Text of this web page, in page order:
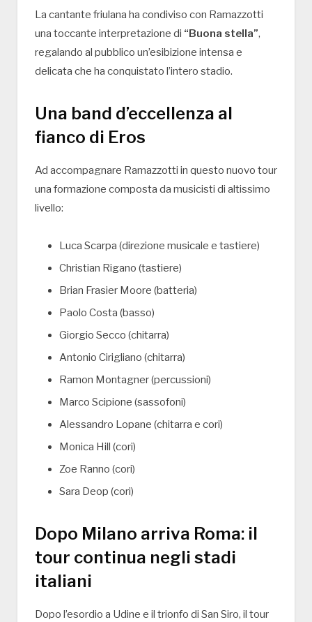
La cantante friulana ha condiviso con Ramazzotti
una toccante interpretazione di “Buona stella”,
regalando al pubblico un’esibizione intensa e
delicata che ha conquistato l’intero stadio.
Una band d’eccellenza al
fianco di Eros
Ad accompagnare Ramazzotti in questo nuovo tour
una formazione composta da musicisti di altissimo
livello:
Luca Scarpa (direzione musicale e tastiere)
Christian Rigano (tastiere)
Brian Frasier Moore (batteria)
Paolo Costa (basso)
Giorgio Secco (chitarra)
Antonio Cirigliano (chitarra)
Ramon Montagner (percussioni)
Marco Scipione (sassofoni)
Alessandro Lopane (chitarra e cori)
Monica Hill (cori)
Zoe Ranno (cori)
Sara Deop (cori)
Dopo Milano arriva Roma: il
tour continua negli stadi
italiani
Dopo l’esordio a Udine e il trionfo di San Siro, il tour